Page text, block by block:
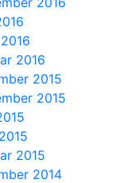
2016
2015
2015
2015
2014